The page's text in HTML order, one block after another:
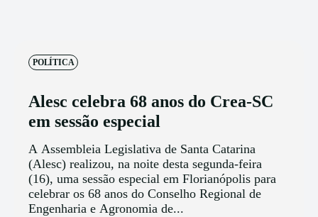
POLÍTICA
Alesc celebra 68 anos do Crea-SC
em sessão especial
A Assembleia Legislativa de Santa Catarina
(Alesc) realizou, na noite desta segunda-feira
(16), uma sessão especial em Florianópolis para
celebrar os 68 anos do Conselho Regional de
Engenharia e Agronomia de...